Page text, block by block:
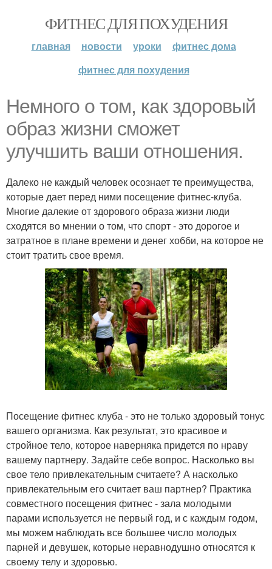
ФИТНЕС ДЛЯ ПОХУДЕНИЯ
главная новости уроки
фитнес дома
фитнес для похудения
Немного о том, как здоровый
образ жизни сможет
улучшить ваши отношения.
Далеко не каждый человек осознает те преимущества,
которые дает перед ними посещение фитнес-клуба.
Многие далекие от здорового образа жизни люди
сходятся во мнении о том, что спорт - это дорогое и
затратное в плане времени и денег хобби, на которое не
стоит тратить свое время.
Посещение фитнес клуба - это не только здоровый тонус
вашего организма. Как результат, это красивое и
стройное тело, которое наверняка придется по нраву
вашему партнеру. Задайте себе вопрос. Насколько вы
свое тело привлекательным считаете? А насколько
привлекательным его считает ваш партнер? Практика
совместного посещения фитнес - зала молодыми
парами используется не первый год, и с каждым годом,
мы можем наблюдать все большее число молодых
парней и девушек, которые неравнодушно относятся к
своему телу и здоровью.